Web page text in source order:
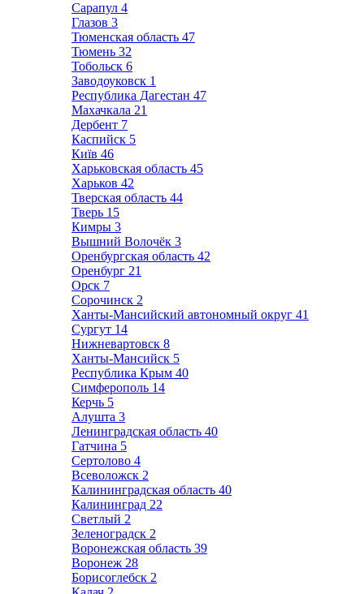
Сарапул 4
Глазов 3
Тюменская область 47
Тюмень 32
Тобольск 6
Заводоуковск 1
Республика Дагестан 47
Махачкала 21
Дербент 7
Каспийск 5
Київ 46
Харьковская область 45
Харьков 42
Тверская область 44
Тверь 15
Кимры 3
Вышний Волочёк 3
Оренбургская область 42
Оренбург 21
Орск 7
Сорочинск 2
Ханты-Мансийский автономный округ 41
Сургут 14
Нижневартовск 8
Ханты-Мансийск 5
Республика Крым 40
Симферополь 14
Керчь 5
Алушта 3
Ленинградская область 40
Гатчина 5
Сертолово 4
Всеволожск 2
Калининградская область 40
Калининград 22
Светлый 2
Зеленоградск 2
Воронежская область 39
Воронеж 28
Борисоглебск 2